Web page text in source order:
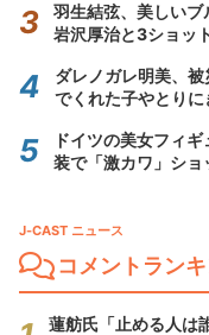
羽生結弦、美しいブ
岩沢厚治と3ショッ
ダレノガレ明美、
でくれた子やとりに
ドイツの美女フィ
装で「激カワ」シ
J-CAST ニュース
コメントラン
蓮舫氏「止める人は